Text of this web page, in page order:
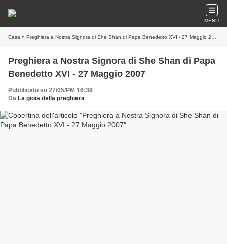
MENU
Casa » Preghiera a Nostra Signora di She Shan di Papa Benedetto XVI - 27 Maggio 2007
Preghiera a Nostra Signora di She Shan di Papa
Benedetto XVI - 27 Maggio 2007
Pubblicato su 27/05/PM 16:39
Da La gioia della preghiera